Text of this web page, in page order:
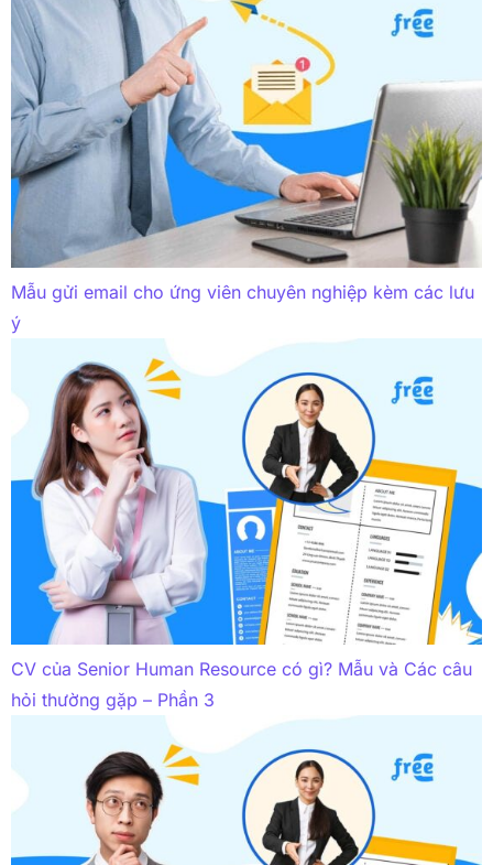
Mẫu gửi email cho ứng viên chuyên nghiệp kèm các lưu
ý
CV của Senior Human Resource có gì? Mẫu và Các câu
hỏi thường gặp – Phần 3